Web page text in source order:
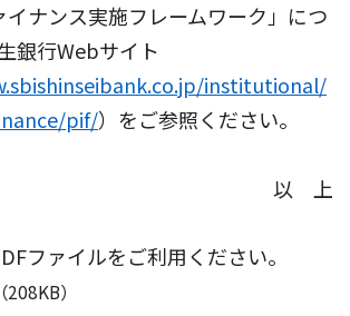
イナンス実施フレームワーク」につ
銀行Webサイト
institutional/
pif/）をご参照ください。
以 上
ファイルをご利用ください。
（208KB）